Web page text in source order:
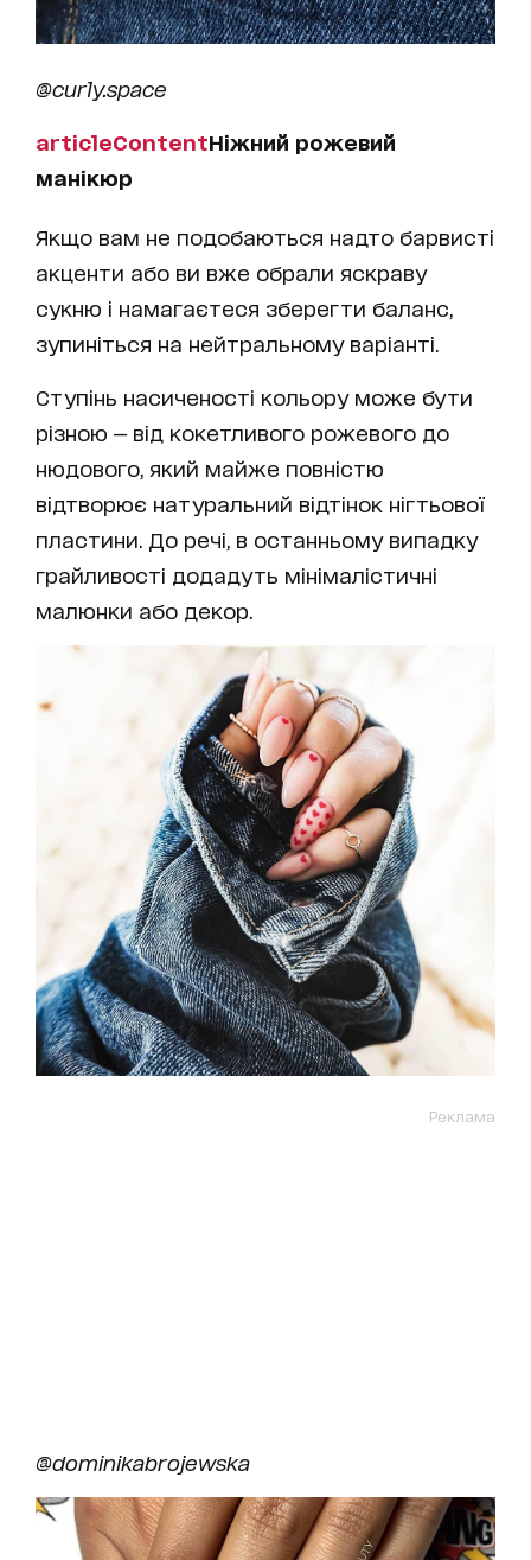
@curly.space
articleContentНіжний рожевий
манікюр
Якщо вам не подобаються надто барвисті
акценти або ви вже обрали яскраву
сукню і намагаєтеся зберегти баланс,
зупиніться на нейтральному варіанті.
Ступінь насиченості кольору може бути
різною — від кокетливого рожевого до
нюдового, який майже повністю
відтворює натуральний відтінок нігтьової
пластини. До речі, в останньому випадку
грайливості додадуть мінімалістичні
малюнки або декор.
Реклама
@dominikabrojewska